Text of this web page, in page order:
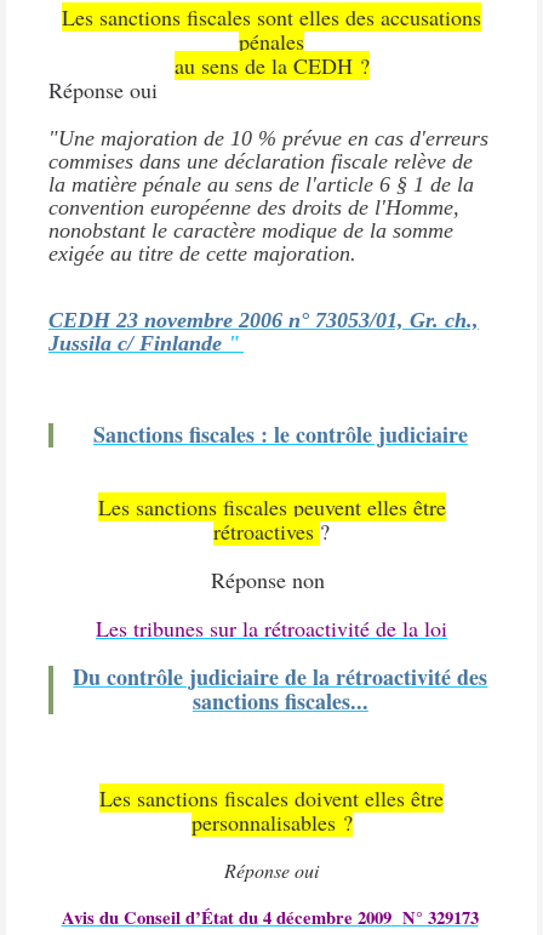
Les sanctions fiscales sont elles des accusations
pénales
au sens de la CEDH ?
Réponse oui
"Une majoration de 10 % prévue en cas d'erreurs
commises dans une déclaration fiscale relève de
la matière pénale au sens de l'article 6 § 1 de la
convention européenne des droits de l'Homme,
nonobstant le caractère modique de la somme
exigée au titre de cette majoration.
CEDH 23 novembre 2006 n° 73053/01, Gr. ch.,
Jussila c/ Finlande "
Sanctions fiscales : le contrôle judiciaire
Les sanctions fiscales peuvent elles être
rétroactives ?
Réponse non
Les tribunes sur la rétroactivité de la loi
Du contrôle judiciaire de la rétroactivité des
sanctions fiscales...
Les sanctions fiscales doivent elles être
personnalisables ?
Réponse oui
Avis du Conseil d’État du 4 décembre 2009 N° 329173